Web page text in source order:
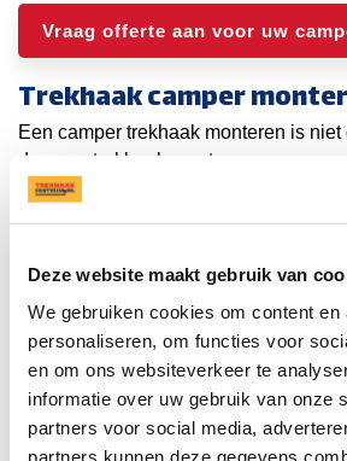
Deze website maakt gebruik van
We gebruiken cookies om content en
personaliseren, om functies voor
en om ons websiteverkeer te
informatie over uw gebruik van onze
partners voor social media,
partners kunnen deze gegevens
Vraag offerte aan voor uw
Trekhaak camper
Een camper trekhaak monteren is
dan een trekhaak monteren aan een
camper trekhaak montage op een
wordt er rekening gehouden met al
kunnen bieden? Maak dan een
om de trekhaak aan uw camper te
kunt u online doen of te bellen naar
Afneembare camper